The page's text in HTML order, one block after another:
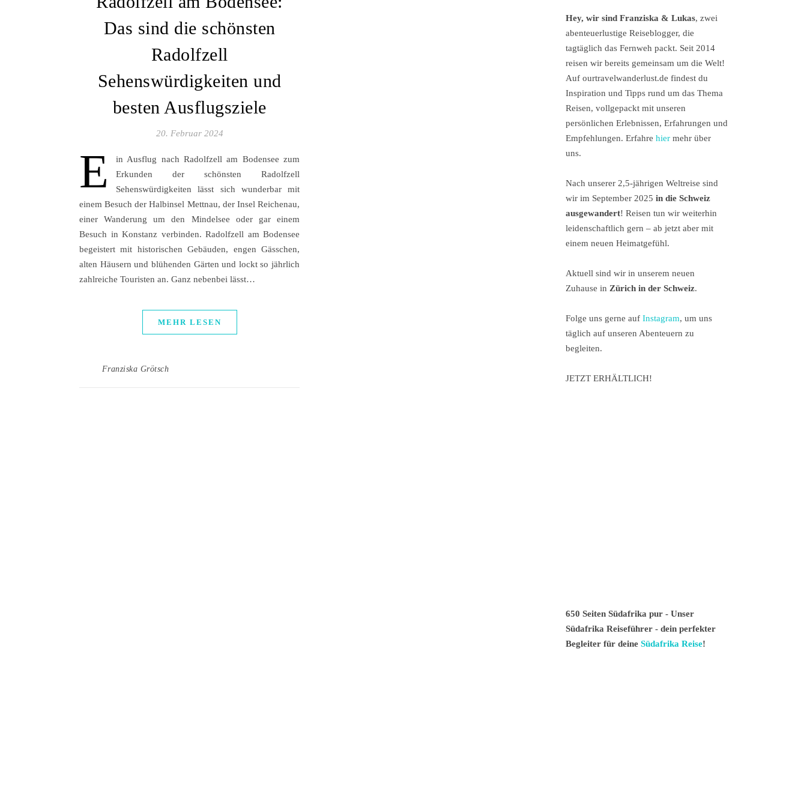
Das sind die schönsten
Radolfzell
Sehenswürdigkeiten und
besten Ausflugsziele
20. Februar 2024
E
in Ausflug nach Radolfzell am Bodensee zum
Erkunden der schönsten Radolfzell
Sehenswürdigkeiten lässt sich wunderbar mit
einem Besuch der Halbinsel Mettnau, der Insel Reichenau,
einer Wanderung um den Mindelsee oder gar einem
Besuch in Konstanz verbinden. Radolfzell am Bodensee
begeistert mit historischen Gebäuden, engen Gässchen,
alten Häusern und blühenden Gärten und lockt so jährlich
zahlreiche Touristen an. Ganz nebenbei lässt…
MEHR LESEN
Franziska Grötsch
Hey, wir sind Franziska & Lukas, zwei
abenteuerlustige Reiseblogger, die
tagtäglich das Fernweh packt. Seit 2014
reisen wir bereits gemeinsam um die Welt!
Auf ourtravelwanderlust.de findest du
Inspiration und Tipps rund um das Thema
Reisen, vollgepackt mit unseren
persönlichen Erlebnissen, Erfahrungen und
Empfehlungen. Erfahre hier mehr über
uns.
Nach unserer 2,5-jährigen Weltreise sind
wir im September 2025 in die Schweiz
ausgewandert! Reisen tun wir weiterhin
leidenschaftlich gern – ab jetzt aber mit
einem neuen Heimatgefühl.
Aktuell sind wir in unserem neuen
Zuhause in Zürich in der Schweiz.
Folge uns gerne auf Instagram, um uns
täglich auf unseren Abenteuern zu
begleiten.
JETZT ERHÄLTLICH!
650 Seiten Südafrika pur - Unser
Südafrika Reiseführer - dein perfekter
Begleiter für deine Südafrika Reise!